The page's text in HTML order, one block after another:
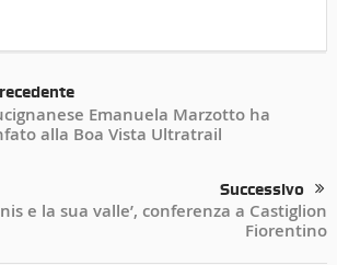
Emanuela Marzotto ha
alla Boa Vista Ultratrail
Successivo
e la sua valle’, conferenza a Castiglion
Fiorentino